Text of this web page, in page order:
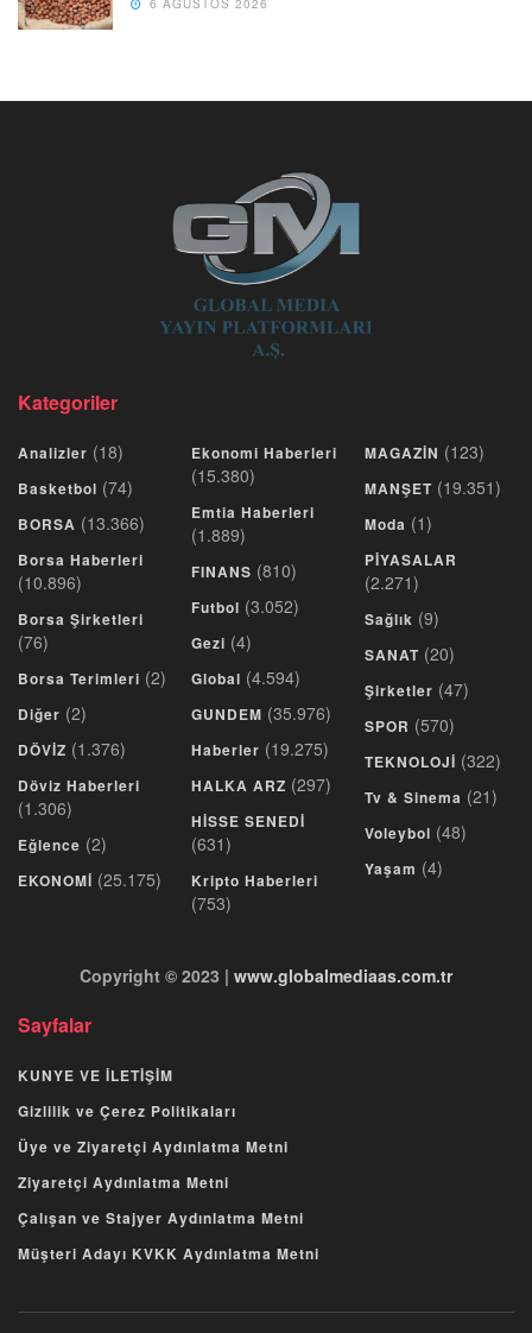
6 AĞUSTOS 2026
Kategoriler
Analizler (18)
Basketbol (74)
BORSA (13.366)
Borsa Haberleri
(10.896)
Borsa Şirketleri
(76)
Borsa Terimleri (2)
Diğer (2)
DÖVİZ (1.376)
Döviz Haberleri
(1.306)
Eğlence (2)
EKONOMİ (25.175)
Ekonomi Haberleri
(15.380)
Emtia Haberleri
(1.889)
FINANS (810)
Futbol (3.052)
Gezi (4)
Global (4.594)
GUNDEM (35.976)
Haberler (19.275)
HALKA ARZ (297)
HİSSE SENEDİ
(631)
Kripto Haberleri
(753)
MAGAZİN (123)
MANŞET (19.351)
Moda (1)
PİYASALAR
(2.271)
Sağlık (9)
SANAT (20)
Şirketler (47)
SPOR (570)
TEKNOLOJİ (322)
Tv & Sinema (21)
Voleybol (48)
Yaşam (4)
Copyright © 2023 | www.globalmediaas.com.tr
Sayfalar
KUNYE VE İLETİŞİM
Gizlilik ve Çerez Politikaları
Üye ve Ziyaretçi Aydınlatma Metni
Ziyaretçi Aydınlatma Metni
Çalışan ve Stajyer Aydınlatma Metni
Müşteri Adayı KVKK Aydınlatma Metni